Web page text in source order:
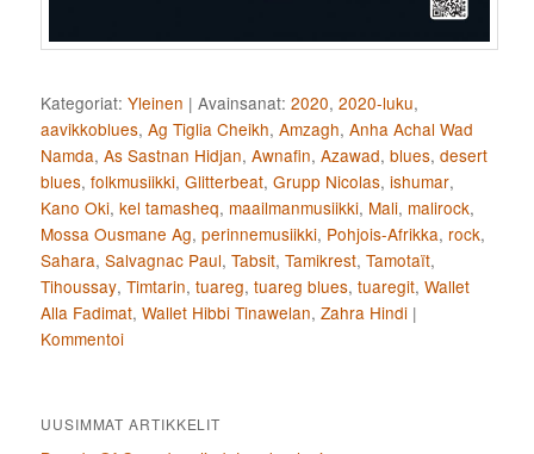
Kategoriat: Yleinen |Avainsanat: 2020,2020-luku,
aavikkoblues,Ag Tiglia Cheikh,Amzagh,Anha Achal Wad
Namda,As Sastnan Hidjan,Awnafin,Azawad,blues,desert
blues,folkmusiikki,Glitterbeat,Grupp Nicolas,ishumar,
Kano Oki,kel tamasheq, maailmanmusiikki, Mali, malirock,
Mossa Ousmane Ag,perinnemusiikki, Pohjois-Afrikka, rock,
Sahara,Salvagnac Paul,Tabsit,Tamikrest,Tamotaït,
Tihoussay,Timtarin,tuareg,tuareg blues,tuaregit,Wallet
Alla Fadimat,Wallet Hibbi Tinawelan,Zahra Hindi |
Kommentoi
UUSIMMAT ARTIKKELIT